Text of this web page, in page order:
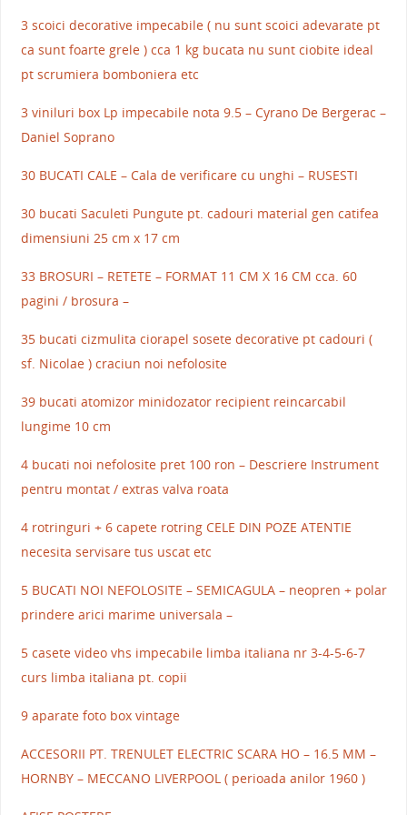
3 scoici decorative impecabile ( nu sunt scoici adevarate pt
ca sunt foarte grele ) cca 1 kg bucata nu sunt ciobite ideal
pt scrumiera bomboniera etc
3 viniluri box Lp impecabile nota 9.5 – Cyrano De Bergerac –
Daniel Soprano
30 BUCATI CALE – Cala de verificare cu unghi – RUSESTI
30 bucati Saculeti Pungute pt. cadouri material gen catifea
dimensiuni 25 cm x 17 cm
33 BROSURI – RETETE – FORMAT 11 CM X 16 CM cca. 60
pagini / brosura –
35 bucati cizmulita ciorapel sosete decorative pt cadouri (
sf. Nicolae ) craciun noi nefolosite
39 bucati atomizor minidozator recipient reincarcabil
lungime 10 cm
4 bucati noi nefolosite pret 100 ron – Descriere Instrument
pentru montat / extras valva roata
4 rotringuri + 6 capete rotring CELE DIN POZE ATENTIE
necesita servisare tus uscat etc
5 BUCATI NOI NEFOLOSITE – SEMICAGULA – neopren + polar
prindere arici marime universala –
5 casete video vhs impecabile limba italiana nr 3-4-5-6-7
curs limba italiana pt. copii
9 aparate foto box vintage
ACCESORII PT. TRENULET ELECTRIC SCARA HO – 16.5 MM –
HORNBY – MECCANO LIVERPOOL ( perioada anilor 1960 )